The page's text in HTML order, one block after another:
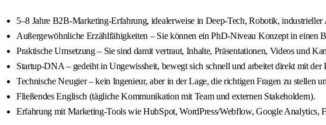
5–8 Jahre B2B-Marketing-Erfahrung, idealerweise in Deep-Tech, Robotik, industrieller
Außergewöhnliche Erzählfähigkeiten – Sie können ein PhD-Niveau Konzept in einen
Praktische Umsetzung – Sie sind damit vertraut, Inhalte, Präsentationen, Videos und
Startup-DNA – gedeiht in Ungewissheit, bewegt sich schnell und arbeitet direkt mit der
Technische Neugier – kein Ingenieur, aber in der Lage, die richtigen Fragen zu stellen
Fließendes Englisch (tägliche Kommunikation mit Team und externen Stakeholdern).
Erfahrung mit Marketing-Tools wie HubSpot, WordPress/Webflow, Google Analytics,